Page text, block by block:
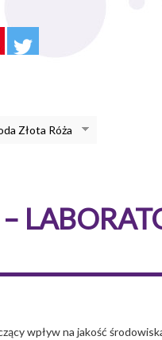
Złota Róża
wpływ na jakość